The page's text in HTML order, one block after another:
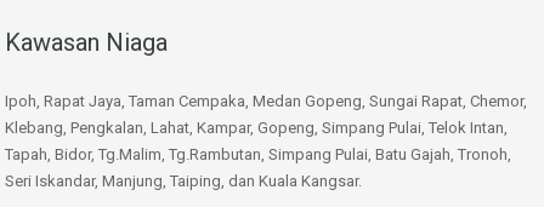
Kawasan Niaga
Ipoh, Rapat Jaya, Taman Cempaka, Medan Gopeng, Sungai Rapat, Chemor,
Klebang, Pengkalan, Lahat, Kampar, Gopeng, Simpang Pulai, Telok Intan,
Tapah, Bidor, Tg.Malim, Tg.Rambutan, Simpang Pulai, Batu Gajah, Tronoh,
Seri Iskandar, Manjung, Taiping, dan Kuala Kangsar.